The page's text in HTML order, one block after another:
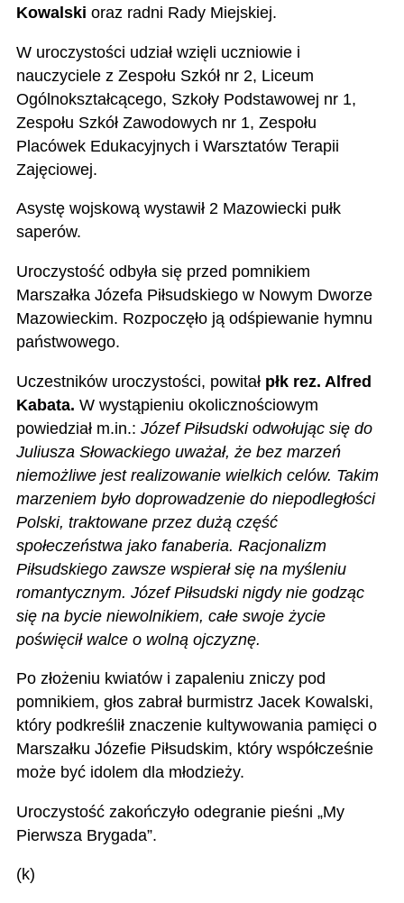
Kowalski oraz radni Rady Miejskiej.
W uroczystości udział wzięli uczniowie i
nauczyciele z Zespołu Szkół nr 2, Liceum
Ogólnokształcącego, Szkoły Podstawowej nr 1,
Zespołu Szkół Zawodowych nr 1, Zespołu
Placówek Edukacyjnych i Warsztatów Terapii
Zajęciowej.
Asystę wojskową wystawił 2 Mazowiecki pułk
saperów.
Uroczystość odbyła się przed pomnikiem
Marszałka Józefa Piłsudskiego w Nowym Dworze
Mazowieckim. Rozpoczęło ją odśpiewanie hymnu
państwowego.
Uczestników uroczystości, powitał płk rez. Alfred
Kabata. W wystąpieniu okolicznościowym
powiedział m.in.: Józef Piłsudski odwołując się do
Juliusza Słowackiego uważał, że bez marzeń
niemożliwe jest realizowanie wielkich celów. Takim
marzeniem było doprowadzenie do niepodległości
Polski, traktowane przez dużą część
społeczeństwa jako fanaberia. Racjonalizm
Piłsudskiego zawsze wspierał się na myśleniu
romantycznym. Józef Piłsudski nigdy nie godząc
się na bycie niewolnikiem, całe swoje życie
poświęcił walce o wolną ojczyznę.
Po złożeniu kwiatów i zapaleniu zniczy pod
pomnikiem, głos zabrał burmistrz Jacek Kowalski,
który podkreślił znaczenie kultywowania pamięci o
Marszałku Józefie Piłsudskim, który współcześnie
może być idolem dla młodzieży.
Uroczystość zakończyło odegranie pieśni „My
Pierwsza Brygada”.
(k)